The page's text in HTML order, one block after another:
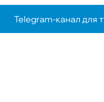
Telegram-канал для